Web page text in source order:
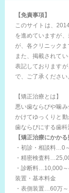
【免責事項】
このサイトは、
を進めていますが
が、各クリニックま
また、掲載されて
表記しております
で、ご了承ください
【矯正治療とは】
悪い歯ならびや噛
かけてゆっくりと
歯ならびにする歯科
【矯正治療にかか
・初診・相談料…0
・精密検査料
・診断料…10,000
装置・基本料金
・表側装置…60万